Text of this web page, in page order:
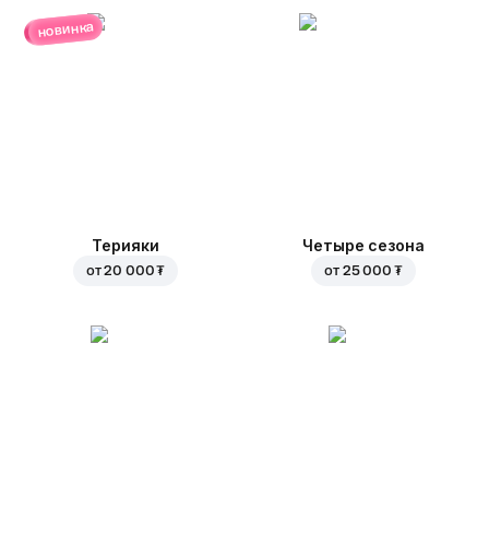
новинка
Терияки
от20 000 ₮
Четыре сезона
от 25 000 ₮